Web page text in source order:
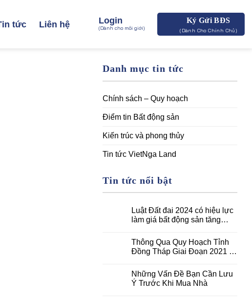
tức Liên hệ Login
(Dành cho môi giới)
Ký Gửi BĐS
(Dành Cho Chính Chủ)
Danh mục tin tức
Chính sách – Quy hoạch
Điểm tin Bất động sản
Kiến trúc và phong thủy
Tin tức VietNga Land
Tin tức nổi bật
Luật Đất đai 2024 có hiệu lực
làm giá bất động sản tăng
Thông Qua Quy Hoạch Tỉnh
Đồng Tháp Giai Đoạn 2021 –
2050
Những Vấn Đề Bạn Cần Lưu
Ý Trước Khi Mua Nhà